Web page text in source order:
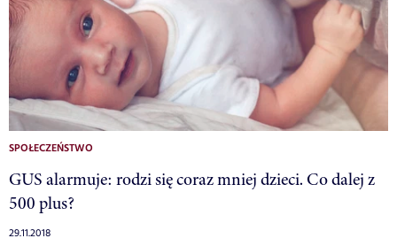
SPOŁECZEŃSTWO
GUS alarmuje: rodzi się coraz mniej dzieci. Co dalej z
500 plus?
29.11.2018